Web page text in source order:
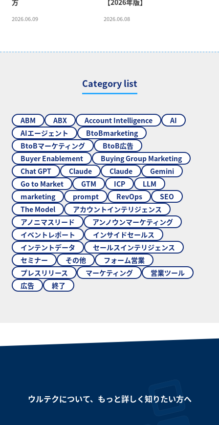
方
2026.06.09
【2026年版】
2026.06.08
Category list
ABM ABX Account Intelligence
AI
AIエージェント
BtoBmarketing
BtoBマーケティング
BtoB広告
Buyer Enablement
Buying Group Marketing
Chat GPT
Claude Claude
Gemini
Go to Market
GTM ICP
LLM
marketing
prompt RevOps
SEO
The Model
アカウントインテリジェンス
アノニマスリード
アンノウンマーケティング
イベントレポート
インサイドセールス
インテントデータ
セールスインテリジェンス
セミナー
その他
フォーム営業
プレスリリース
マーケティング
営業ツール
広告
終了
ウルテクについて、もっと詳しく知りたい方へ